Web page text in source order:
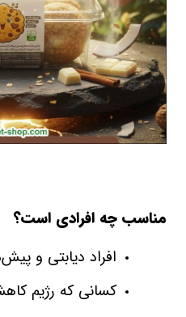
مناسب چه افرادی است؟
افراد دیابتی و
کسانی که رژیم